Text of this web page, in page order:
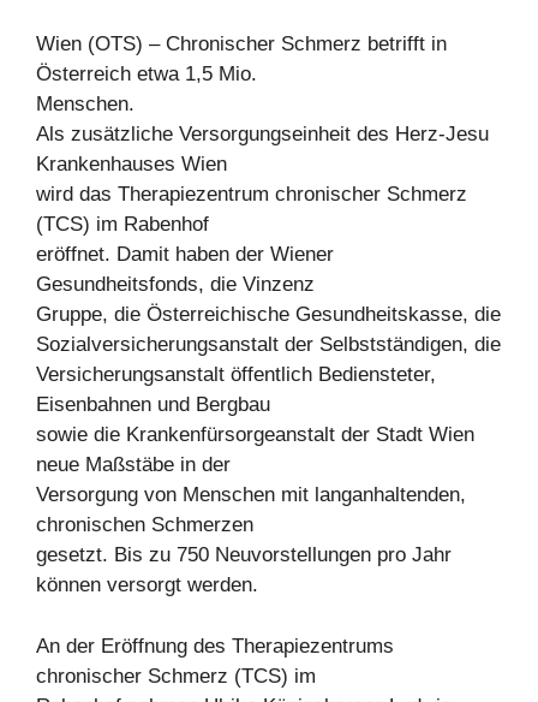
Wien (OTS) – Chronischer Schmerz betrifft in
Österreich etwa 1,5 Mio.
Menschen.
Als zusätzliche Versorgungseinheit des Herz-Jesu
Krankenhauses Wien
wird das Therapiezentrum chronischer Schmerz
(TCS) im Rabenhof
eröffnet. Damit haben der Wiener
Gesundheitsfonds, die Vinzenz
Gruppe, die Österreichische Gesundheitskasse, die
Sozialversicherungsanstalt der Selbstständigen, die
Versicherungsanstalt öffentlich Bediensteter,
Eisenbahnen und Bergbau
sowie die Krankenfürsorgeanstalt der Stadt Wien
neue Maßstäbe in der
Versorgung von Menschen mit langanhaltenden,
chronischen Schmerzen
gesetzt. Bis zu 750 Neuvorstellungen pro Jahr
können versorgt werden.
An der Eröffnung des Therapiezentrums
chronischer Schmerz (TCS) im